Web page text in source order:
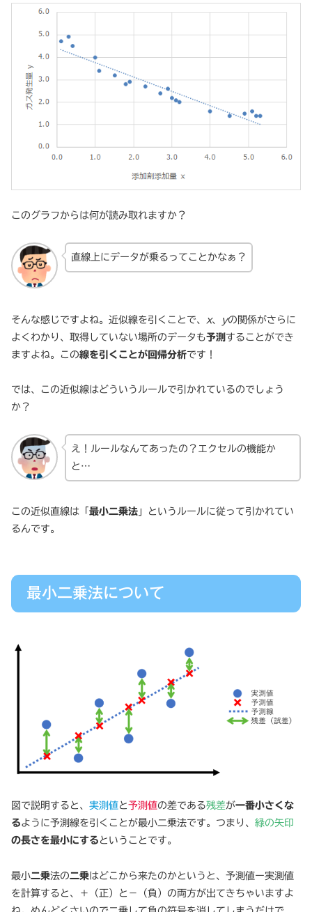
このグラフからは何が読み取れますか？
直線上にデータが乗るってことかなぁ？
そんな感じですよね。近似線を引くことで、 x、 yの関係がさらに
よくわかり、取得していない場所のデータも予測 することができ
ますよね。この線を引くことが回帰分析です！
では、この近似線はどういうルールで引かれているのでしょう
か？
え！ルールなんてあったの？エクセルの機能か
と…
この近似直線は「 最小二乗法 」というルールに従って引かれてい
るんです。
最小二乗法について
図で説明すると、 実測値と予測値の差である残差が一番小さくな
るように予測線を引くことが最小二乗法です。つまり、 緑の矢印
の長さを最小にする ということです。
最小二乗法の 二乗はどこから来たのかというと、予測値ー実測値
を計算すると、＋（正）と－（負）の両方が出てきちゃいますよ